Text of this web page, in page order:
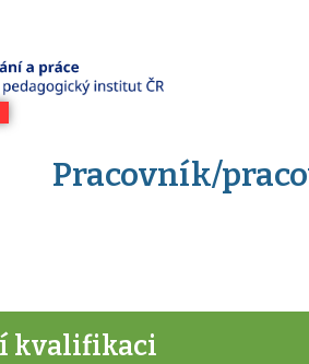
Pracovník/
kvalifikaci